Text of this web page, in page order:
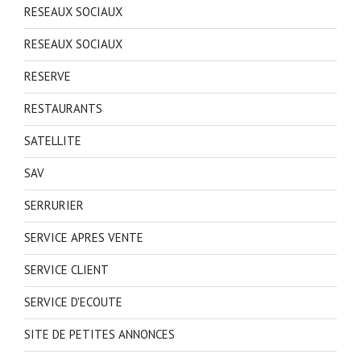
RESEAUX SOCIAUX
RESEAUX SOCIAUX
RESERVE
RESTAURANTS
SATELLITE
SAV
SERRURIER
SERVICE APRES VENTE
SERVICE CLIENT
SERVICE D'ECOUTE
SITE DE PETITES ANNONCES